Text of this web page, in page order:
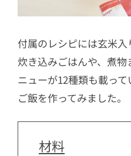
付属のレシピには玄米入
炊き込みごはんや、煮
ニューが12種類も載っ
ご飯を作ってみました。
材料